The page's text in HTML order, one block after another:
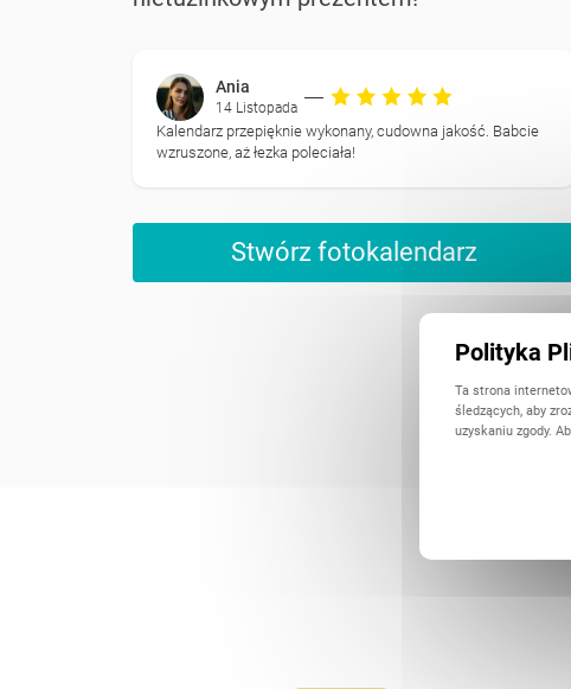
Ania
14 Listopada
Kalendarz przepięknie wykonany, cudowna jakość. Babcie
wzruszone, aż łezka poleciała!
Stwórz fotokalendarz
Polityka
Ta strona
śledzących, aby
uzyskaniu zgody.